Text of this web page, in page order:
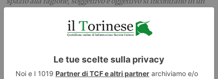
indefiniti totalitari spazi cromatici vanno a nascondere una
singolarissima analisi interiore. Un gioco non semplice di
concepire in un tutt’uno artista e spettatore. Davanti a uno
specchio che spesso riflette“le debolezze dell’Io, in una